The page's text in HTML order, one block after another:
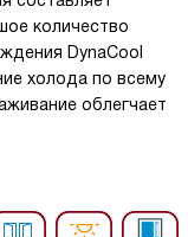
количество
DynaCool
холода по всему
облегчает